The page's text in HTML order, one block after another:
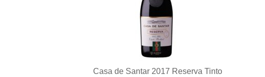
Casa de Santar 2017 Reserva Tinto